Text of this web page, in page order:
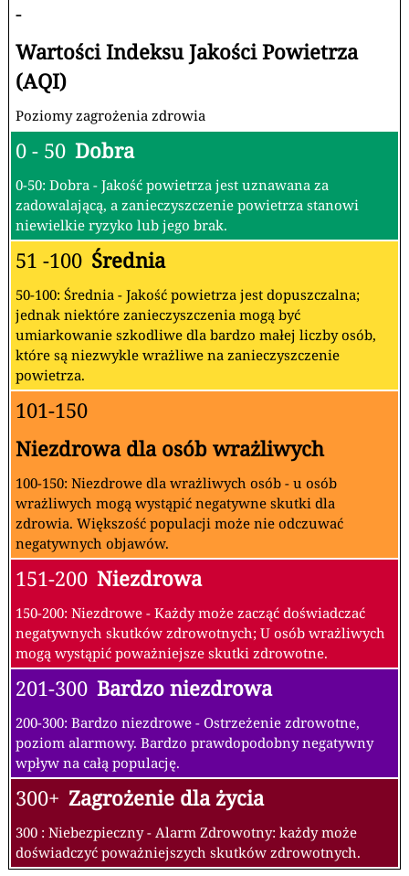
-
Wartości Indeksu Jakości Powietrza
(AQI)
Poziomy zagrożenia zdrowia
0 - 50 Dobra
0-50: Dobra - Jakość powietrza jest uznawana za
zadowalającą, a zanieczyszczenie powietrza stanowi
niewielkie ryzyko lub jego brak.
51 -100 Średnia
50-100: Średnia - Jakość powietrza jest dopuszczalna;
jednak niektóre zanieczyszczenia mogą być
umiarkowanie szkodliwe dla bardzo małej liczby osób,
które są niezwykle wrażliwe na zanieczyszczenie
powietrza.
101-150
Niezdrowa dla osób wrażliwych
100-150: Niezdrowe dla wrażliwych osób - u osób
wrażliwych mogą wystąpić negatywne skutki dla
zdrowia. Większość populacji może nie odczuwać
negatywnych objawów.
151-200 Niezdrowa
150-200: Niezdrowe - Każdy może zacząć doświadczać
negatywnych skutków zdrowotnych; U osób wrażliwych
mogą wystąpić poważniejsze skutki zdrowotne.
201-300 Bardzo niezdrowa
200-300: Bardzo niezdrowe - Ostrzeżenie zdrowotne,
poziom alarmowy. Bardzo prawdopodobny negatywny
wpływ na całą populację.
300+ Zagrożenie dla życia
300 : Niebezpieczny - Alarm Zdrowotny: każdy może
doświadczyć poważniejszych skutków zdrowotnych.